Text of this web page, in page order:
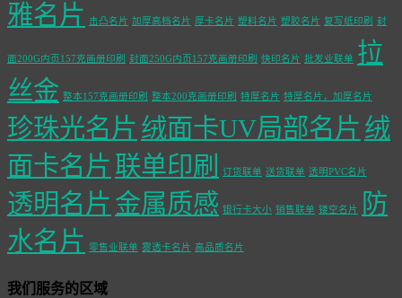
雅名片 击凸名片 加厚高档名片 厚卡名片 塑料名片 塑胶名片 复写纸印刷 封
面200G内页157克画册印刷 封面250G内页157克画册印刷 快印名片 批发业联单 拉
丝金 整本157克画册印刷 整本200克画册印刷 特厚名片 特厚名片，加厚名片
珍珠光名片 绒面卡UV局部名片 绒
面卡名片 联单印刷 订货联单 送货联单 透明PVC名片
透明名片 金属质感 银行卡大小 销售联单 镂空名片
防
水名片 零售业联单 雾透卡名片 高品质名片
我们服务的区域